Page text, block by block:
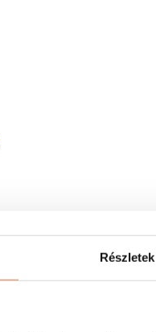
Részletek